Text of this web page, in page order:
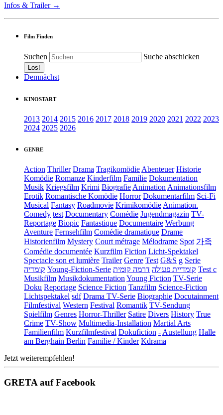
Infos & Trailer →
Film Finden
Suchen Suche abschicken
Demnächst
KINOSTART
2013 2014 2015 2016 2017 2018 2019 2020 2021 2022 2023
2024 2025 2026
GENRE
Action Thriller Drama TragikomödieAbenteuer Historie
Komödie Romanze Kinderfilm Familie Dokumentation
Musik Kriegsfilm Krimi BiografieAnimationAnimationsfilm
Erotik Romantische Komödie Horror Dokumentarfilm Sci-Fi
Musical Fantasy Roadmovie KrimikomödieAnimation.
Comedy test Documentary Comédie Jugendmagazin TV-
Reportage Biopic Fantastique Documentaire Werbung
Aventure Fernsehfilm Comédie dramatique Drame
Historienfilm Mystery Court métrage Mélodrame Spot 가족
Comédie documentée Kurzfilm Fiction Licht-Spektakel
Spectacle son et lumière Trailer Genre Test G&S g Serie
קומדיה Young-Fiction-Serie קומדיית פעולה דרמה קומית
Test c
Musikfilm MusikdokumentationYoung Fiction TV-Serie
Doku Reportage Science Fiction Tanzfilm Science-Fiction
Lichtspektakel sdf Drama TV-Serie Biographie Docutainment
Filmfestival Western Festival Romantik TV-Sendung
Spielfilm Genres Horror-Thriller Satire Divers History True
Crime TV-Show Multimedia-Installation Martial Arts
Familienfilm Kurzfilmfestival Dokufiction -Austellung Halle
am Berghain Berlin Familie / Kinder Kdrama
Jetzt weiterempfehlen!
GRETA auf Facebook